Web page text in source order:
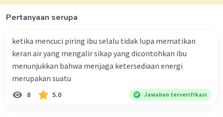
Pertanyaan serupa
ketika mencuci piring ibu selalu tidak lupa mematikan
keran air yang mengalir sikap yang dicontohkan ibu
menunjukkan bahwa menjaga ketersediaan energi
merupakan suatu
8 5.0 Jawaban terverifikasi